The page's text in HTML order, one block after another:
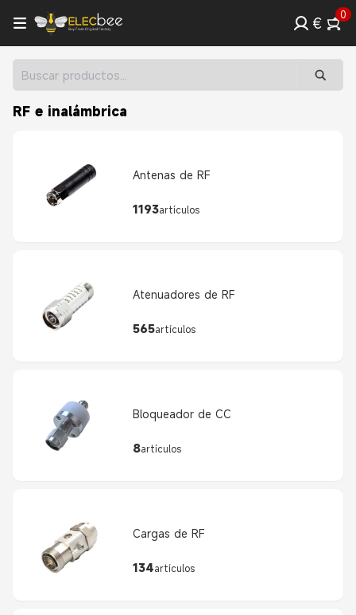
€ 0
RF e inalámbrica
Antenas de RF
1193artículos
Atenuadores de RF
565artículos
Bloqueador de CC
8artículos
Cargas de RF
134artículos